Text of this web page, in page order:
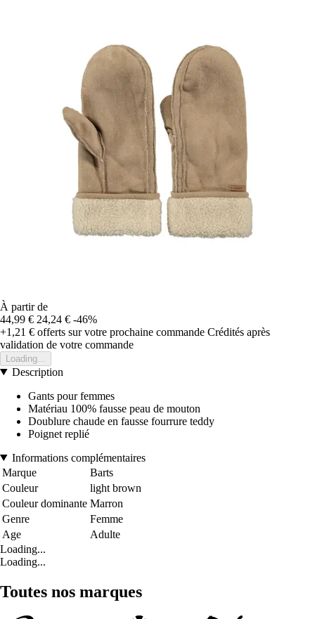
À partir de
44,99 € 24,24 € -46%
+1,21 € offerts sur votre prochaine commande Crédités après
validation de votre commande
Loading...
Description
Gants pour femmes
Matériau 100% fausse peau de mouton
Doublure chaude en fausse fourrure teddy
Poignet replié
Informations complémentaires
Marque
Barts
Couleur
light brown
Couleur dominante Marron
Genre
Femme
Age
Adulte
Loading...
Loading...
Toutes nos marques